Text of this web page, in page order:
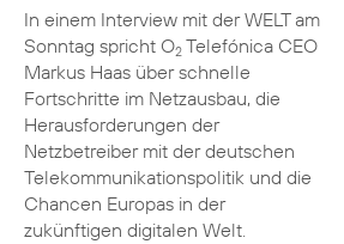
In einem Interview mit der WELT am
Sonntag spricht O2Telefónica CEO
Markus Haas über schnelle
Fortschritte im Netzausbau, die
Herausforderungen der
Netzbetreiber mit der deutschen
Telekommunikationspolitik und die
Chancen Europas in der
zukünftigen digitalen Welt.